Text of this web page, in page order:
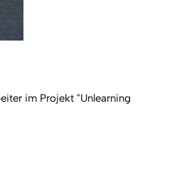
im Projekt "Unlearning